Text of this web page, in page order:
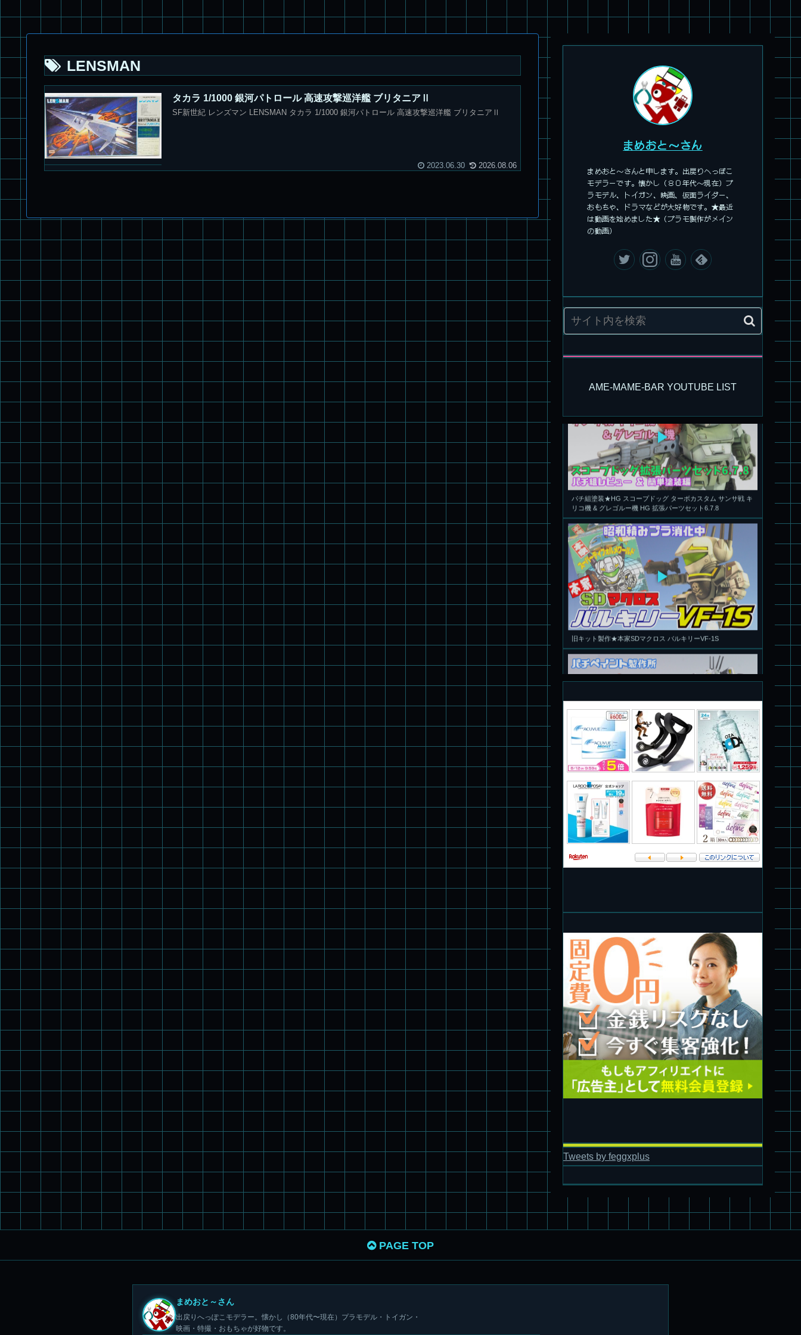
LENSMAN
タカラ 1/1000 銀河パトロール 高速攻撃巡洋艦 ブリタニアⅡ
SF新世紀 レンズマン LENSMAN タカラ 1/1000 銀河パトロール 高速攻撃巡洋艦 ブリタニアⅡ
2023.06.30 2026.08.06
まめおと～さん
まめおと～さんと申します。出戻りへっぽこ
モデラーです。懐かし（８０年代～現在）プ
ラモデル、トイガン、映画、仮面ライダー、
おもちゃ、ドラマなどが大好物です。★最近
は動画を始めました★（プラモ製作がメイン
の動画）
AME-MAME-BAR YOUTUBE LIST
旧キット製作★アオシマ ロボダッチ モビルZ
パチ組塗装★HG スコープドッグ ターボカスタム サンサ戦 キ
リコ機 & グレゴルー機 HG 拡張パーツセット6.7.8
旧キット製作★本家SDマクロス バルキリーVF-1S
パチ組塗装★PLAMAX 1/72 バトロイド・バルキリー VF-1S ロ
イ・フォッカー スペシャル
旧キット製作★アオシマ ロボダッチ モビルタマゴロー
パチ組塗装★バンダイ HG スコープドッグ拡張セット3～5
ブルーティッシュドッグ &
スコープドッグ サンサ戦 リーマン少佐機
Tweets by feggxplus
PAGE TOP
まめおと～さん
出戻りへっぽこモデラー。懐かし（80年代〜現在）プラモデル・トイガン・
映画・特撮・おもちゃが好物です。